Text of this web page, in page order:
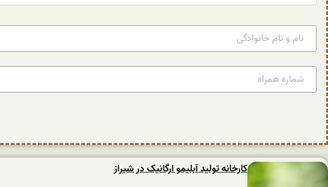
کارخانه تولید آبلیمو ارگانیک در شیراز